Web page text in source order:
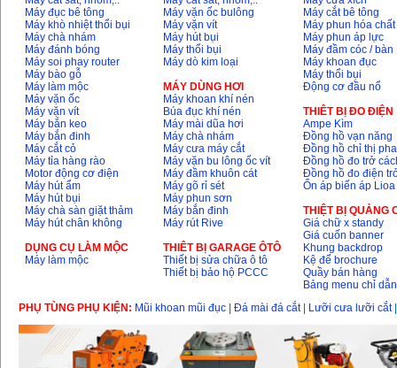
Makita 9553B (710W)
Giá:1296000VND
Máy đục bê tông
Máy khò nhiệt thổi bụi
Máy chà nhám
Máy đánh bóng
Máy soi phay router
Máy bào gỗ
Máy làm mộc
Máy vặn ốc
Máy vặn vít
Máy bắn keo
Máy bắn đinh
Máy cắt cỏ
Máy tỉa hàng rào
Motor động cơ điện
Máy hút ẩm
Máy hút bụi
Máy chà sàn giặt thảm
Máy hút chân không
DỤNG CỤ LÀM MỘC
Máy làm mộc
Máy vặn ốc bulông
Máy vặn vít
Máy hút bụi
Máy thổi bụi
Máy dò kim loại
MÁY DÙNG HƠI
Máy khoan khí nén
Búa đục khí nén
Máy mài dũa hơi
Máy chà nhám
Máy cưa máy cắt
Máy vặn bu lông ốc vít
Máy đầm khuôn cát
Máy gõ rỉ sét
Máy phun sơn
Máy bắn đinh
Máy rút Rive
THIÊT BỊ GARAGE ÔTÔ
Thiết bị sửa chữa ô tô
Thiết bị bảo hộ PCCC
Máy cắt bê tông
Máy phun hóa chất
Máy phun áp lực
Máy đầm cóc / bàn
Máy khoan đục
Máy thổi bụi
Động cơ đầu nổ
THIÊT BỊ ĐO ĐIỆN
Ampe Kìm
Đồng hồ vạn năng
Đồng hồ chỉ thị pha
Đồng hồ đo trở
Đồng hồ đo điện
Ổn áp biến áp Lioa
THIỆT BỊ QUẢNG
Giá chữ x standy
Giá cuốn banner
Khung backdrop
Kệ để brochure
Quầy bán hàng
Bảng menu chỉ dẫn
PHỤ TÙNG PHỤ KIỆN: Mũi khoan mũi đục Đá mài đá cắt| Lưỡi cưa lưỡi cắt